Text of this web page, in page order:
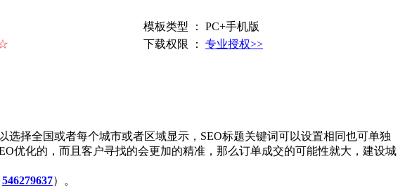
模板类型 ： PC+手机版
下载权限 ： 专业授权>>
择全国或者每个城市或者区域显示，SEO标题关键词可以设置相同也可单独
优化的，而且客户寻找的会更加的精准，那么订单成交的可能性就大，建设城
546279637）。